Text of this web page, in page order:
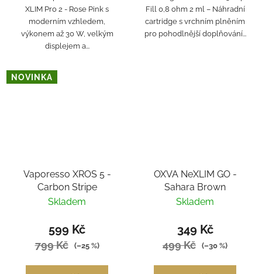
XLIM Pro 2 - Rose Pink s
moderním vzhledem,
výkonem až 30 W, velkým
displejem a...
Fill 0,8 ohm 2 ml – Náhradní
cartridge s vrchním plněním
pro pohodlnější doplňování...
NOVINKA
Vaporesso XROS 5 -
Carbon Stripe
Skladem
599 Kč
799 Kč (–25 %)
OXVA NeXLIM GO -
Sahara Brown
Skladem
349 Kč
499 Kč (–30 %)